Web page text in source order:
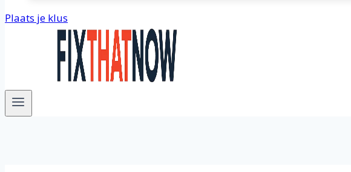
Plaats je klus